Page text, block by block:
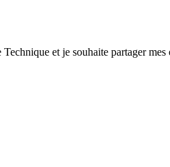
et je souhaite partager mes